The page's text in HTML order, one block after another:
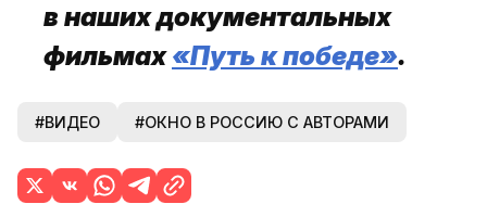
в наших документальных
фильмах«Путь к победе».
#ВИДЕО #ОКНО В РОССИЮ С АВТОРАМИ